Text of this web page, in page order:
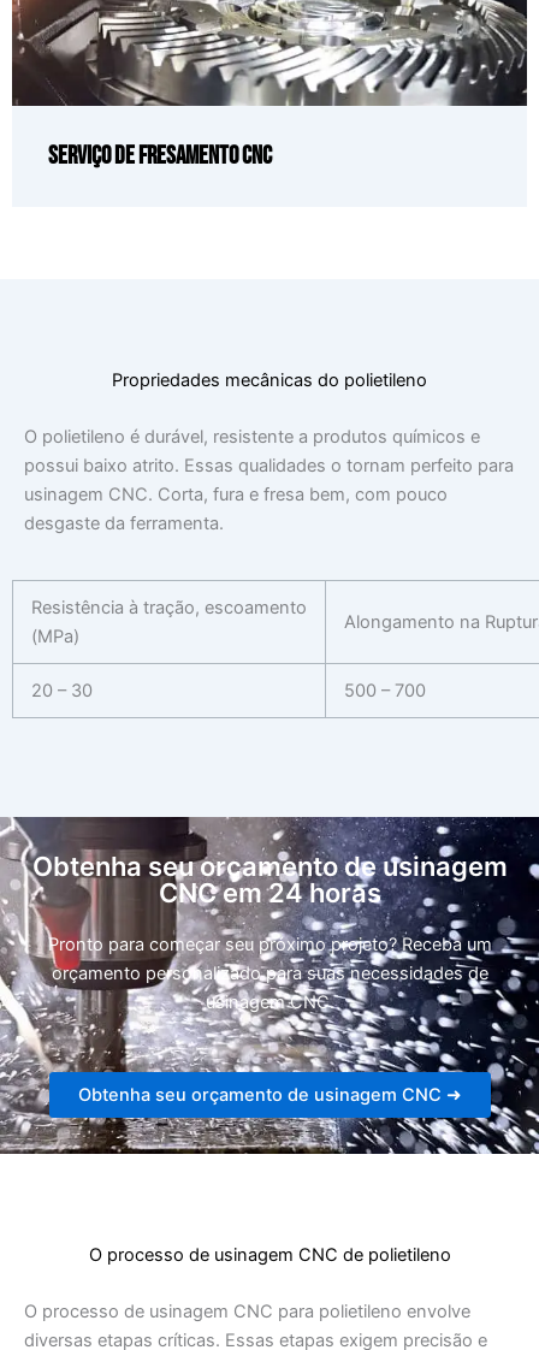
Serviço de fresamento CNC
Propriedades mecânicas do polietileno
O polietileno é durável, resistente a produtos químicos e
possui baixo atrito. Essas qualidades o tornam perfeito para
usinagem CNC. Corta, fura e fresa bem, com pouco
desgaste da ferramenta.
Resistência à tração, escoamento
(MPa)
Alongamento na
20 – 30 500 – 700
Obtenha seu orçamento de usinagem
CNC em 24 horas
Pronto para começar seu próximo projeto? Receba um
orçamento personalizado para suas necessidades de
usinagem CNC.
Obtenha seu orçamento de usinagem CNC ➜
O processo de usinagem CNC de polietileno
O processo de usinagem CNC para polietileno envolve
diversas etapas críticas. Essas etapas exigem precisão e